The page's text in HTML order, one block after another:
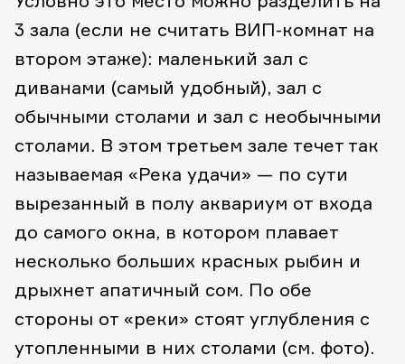
3 зала (если не считать ВИП-комнат на
втором этаже): маленький зал с
диванами (самый удобный), зал с
обычными столами и зал с необычными
столами. В этом третьем зале течет так
называемая «Река удачи» — по сути
вырезанный в полу аквариум от входа
до самого окна, в котором плавает
несколько больших красных рыбин и
дрыхнет апатичный сом. По обе
стороны от «реки» стоят углубления с
утопленными в них столами (см. фото).